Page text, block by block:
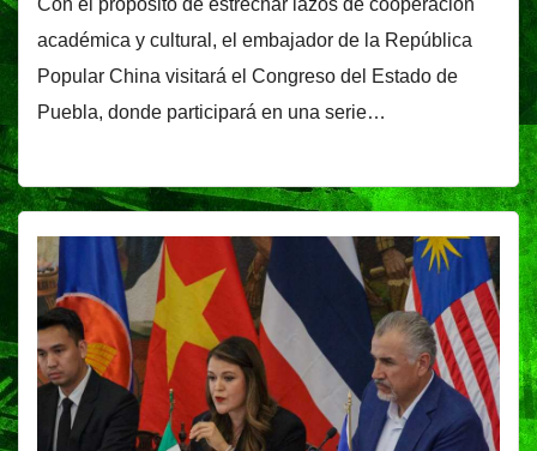
Con el propósito de estrechar lazos de cooperación
académica y cultural, el embajador de la República
Popular China visitará el Congreso del Estado de
Puebla, donde participará en una serie…